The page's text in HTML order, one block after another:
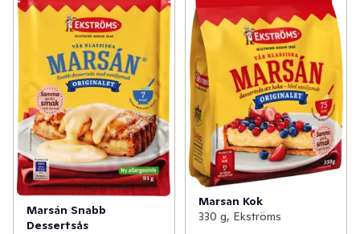
Marsán Snabb
Dessertsås
Marsan Kok
330 g, Ekströms